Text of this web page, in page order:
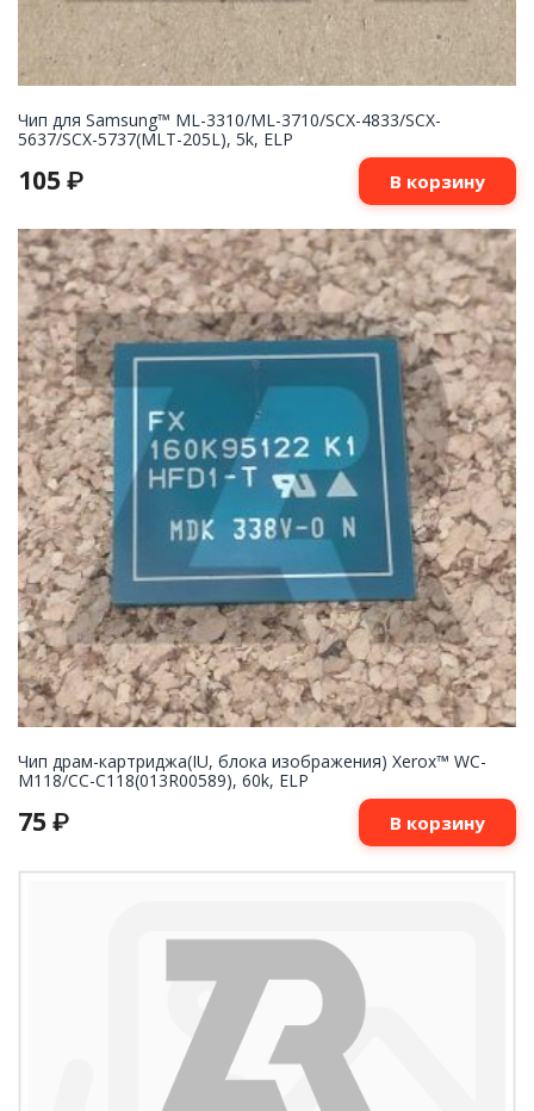
Чип для Samsung™ ML-3310/ML-3710/SCX-4833/SCX-
5637/SCX-5737(MLT-205L), 5k, ELP
105 ₽ В корзину
Чип драм-картриджа(IU, блока изображения) Xerox™ WC-
M118/СС-С118(013R00589), 60k, ELP
75 ₽ В корзину